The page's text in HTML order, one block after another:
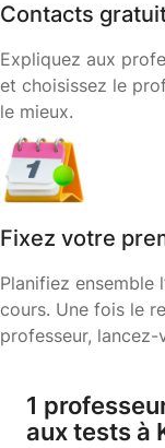
Contacts
Expliquez aux
et choisissez le
le mieux.
Fixez votre
Planifiez ensemble
cours. Une fois le
professeur,
1
aux tests à